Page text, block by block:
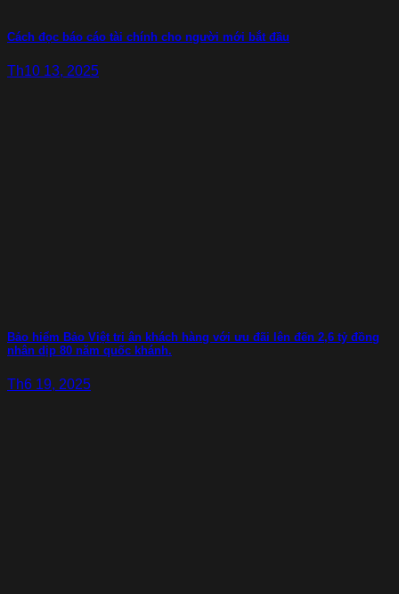
Cách đọc báo cáo tài chính cho người mới bắt đầu
Th10 13, 2025
Bảo hiểm Bảo Việt tri ân khách hàng với ưu đãi lên đến 2,6 tỷ đồng
nhân dịp 80 năm quốc khánh.
Th6 19, 2025